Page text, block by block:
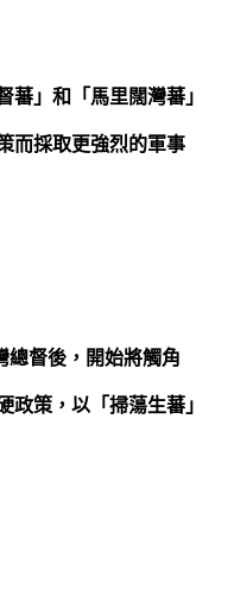
」和「馬里闊灣蕃」
而採取更強烈的軍事
總督後，開始將觸角
策，以「掃蕩生蕃」